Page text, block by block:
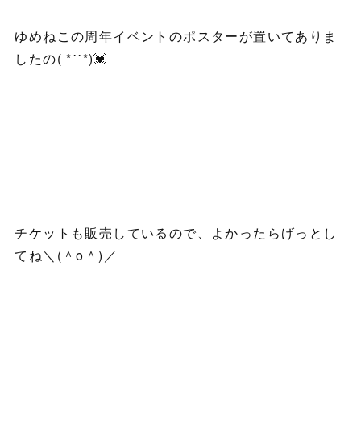
ゆめねこの周年イベントのポスターが置いてありま
したの( *˙˙*)💓
チケットも販売しているので、よかったらげっとし
てね＼(＾o＾)／